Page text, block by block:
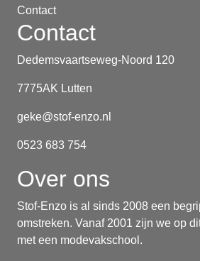
Contact
Contact
Dedemsvaartseweg-Noord 120
7775AK Lutten
geke@stof-enzo.nl
0523 683 754
Over ons
Stof-Enzo is al sinds 2008 een
omstreken. Vanaf 2001 zijn we op
met een modevakschool.